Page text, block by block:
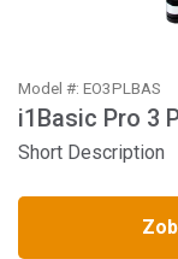
Model #: EO3PLBAS
i1Basic Pro 3
Short Description